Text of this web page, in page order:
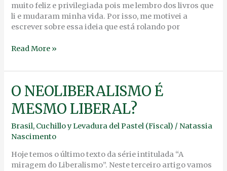
muito feliz e privilegiada pois me lembro dos livros que
li e mudaram minha vida. Por isso, me motivei a
escrever sobre essa ideia que está rolando por
Read More »
O NEOLIBERALISMO É
MESMO LIBERAL?
Brasil, Cuchillo y Levadura del Pastel (Fiscal) /Natassia
Nascimento
Hoje temos o último texto da série intitulada “A
miragem do Liberalismo”. Neste terceiro artigo vamos
O
NEOLIBERALISMO
É
LIBERAL?